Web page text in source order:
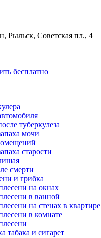
Рыльск, Советская пл., 4
бесплатно
туберкулеза
мочи
старости
смерти
и грибка
на окнах
в ванной
на стенах в квартире
в комнате
табака и сигарет